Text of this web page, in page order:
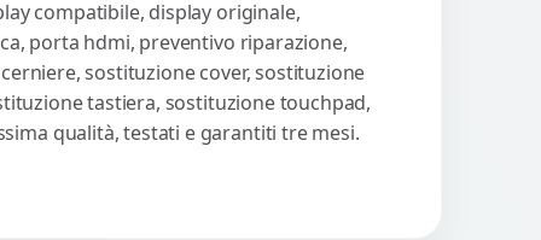
compatibile, display originale,
porta hdmi, preventivo riparazione,
sostituzione cover, sostituzione
tastiera, sostituzione touchpad,
qualità, testati e garantiti tre mesi.